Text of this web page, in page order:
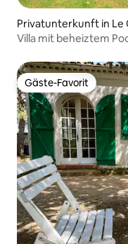
Privatunterkunft in Le
Villa mit beheiztem
Gäste-Favorit
Gäste-Favorit